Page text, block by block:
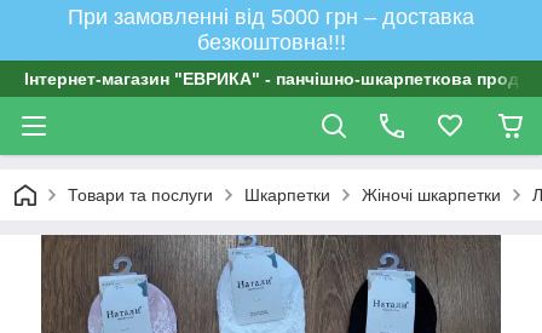
При замовленні від 5000 грн – доставка
безкоштовна!!!
Інтернет-магазин "ЕВРИКА" - панчішно-шкарпеткова
Товари та послуги Шкарпетки Жіночі шкарпетки